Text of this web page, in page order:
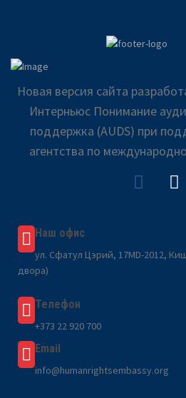
Новая версия сайта
Интерньюс Понимание
поддержка (AUDS) при
агентства по
Наш офис
ул. Сфатул Цэрий, 17MD-2012,
двора)
Телефон
+373 22 920 700
Email
info@humanrightsembassy.org